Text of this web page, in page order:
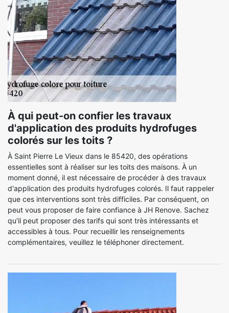
À qui peut-on confier les travaux
d'application des produits hydrofuges
colorés sur les toits ?
À Saint Pierre Le Vieux dans le 85420, des opérations
essentielles sont à réaliser sur les toits des maisons. À un
moment donné, il est nécessaire de procéder à des travaux
d'application des produits hydrofuges colorés. Il faut rappeler
que ces interventions sont très difficiles. Par conséquent, on
peut vous proposer de faire confiance à JH Renove. Sachez
qu'il peut proposer des tarifs qui sont très intéressants et
accessibles à tous. Pour recueillir les renseignements
complémentaires, veuillez le téléphoner directement.